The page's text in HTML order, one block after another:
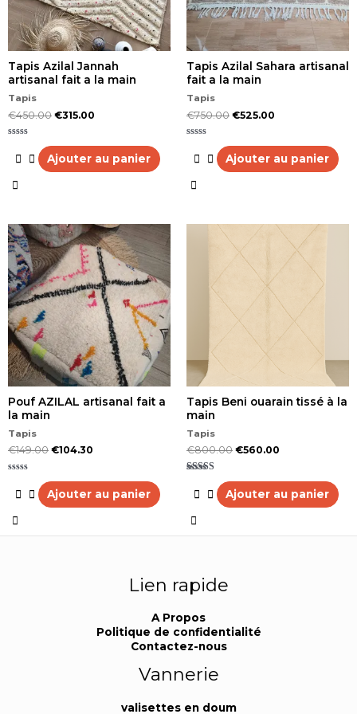
Tapis Azilal Jannah
artisanal fait a la main
Tapis
€450.00 €315.00
sur
Ajouter au panier
Tapis Azilal Sahara artisanal
fait a la main
Tapis
€750.00 €525.00
sur
Ajouter au panier
Pouf AZILAL artisanal fait a
la main
Tapis
€149.00 €104.30
sur
Ajouter au panier
Tapis Beni ouarain tissé à la
main
Tapis
€800.00 €560.00
5.00
sur 5
Ajouter au panier
Lien rapide
A Propos
Politique de confidentialité
Contactez-nous
Vannerie
valisettes en doum